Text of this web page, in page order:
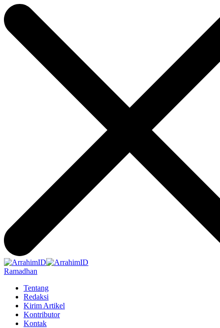
Ramadhan
Tentang
Redaksi
Kirim Artikel
Kontributor
Kontak